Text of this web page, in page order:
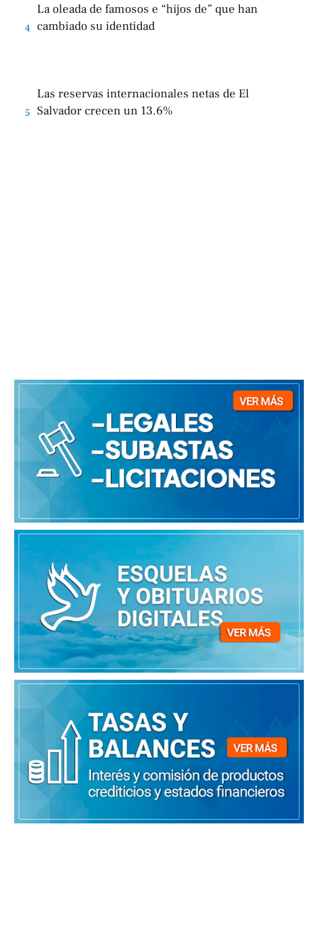
4
La oleada de famosos e “hijos de” que han
cambiado su identidad
5
Las reservas internacionales netas de El
Salvador crecen un 13.6%